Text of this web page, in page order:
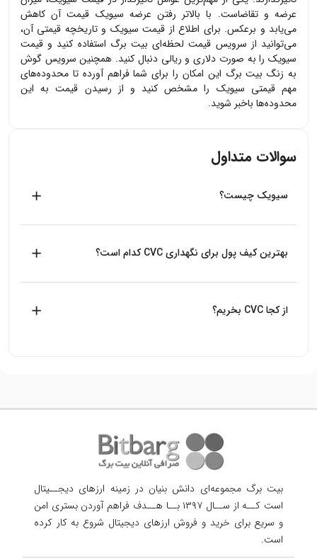
عرضه و تقاضاست. با بالاتر رفتن عرضه سیویک قیمت آن کاهش
می‌یابد و برعکس. برای اطلاع از قیمت سیویک و تاریخچه قیمتی آن،
می‌توانید از سرویس قیمت لحظه‌ای بیت برگ استفاده کنید و قیمت
سیویک را به صورت دلاری و ریالی دنبال کنید. همچنین سرویس گوش
به زنگ بیت برگ این امکان را برای شما فراهم آورده تا محدوده‌های
مهم قیمتی سیویک را مشخص کنید و از رسیدن قیمت به این
محدوده‌ها باخبر شوید.
سوالات متداول
سیویک چیست؟
سیویک با نماد CVC یکی از انواع ارزهای دیجیتال است که
بستر بلاکچین ETH قرار دارد.
بهترین کیف پول برای نگهداری CVC کدام است؟
از بین کیف پول هایی که ارز CVC را پشتیبانی می‌کنند، کیف پول
میکنیم از آن استفاده کنید.
از کجا CVC بخریم؟
بیت برگ مجموعه‌ای دانش بنیان در زمینه ارزهای دیجــیتال
است کــه از ســال ۱۳۹۷ بــا هــدف فراهم آوردن
بستری امن
و سریع برای خرید و فروش ارزهای دیجیتال شروع به کار کرده
است.